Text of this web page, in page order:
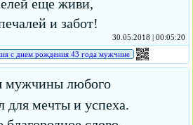
еще живи,
и забот!
30.05.2018 | 00:05:20
с днем рождения 43 года мужчине
мужчины любого
для мечты и успеха.